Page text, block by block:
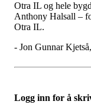
Otra IL og hele
Anthony Halsall –
Otra IL.
- Jon Gunnar
Logg inn for å